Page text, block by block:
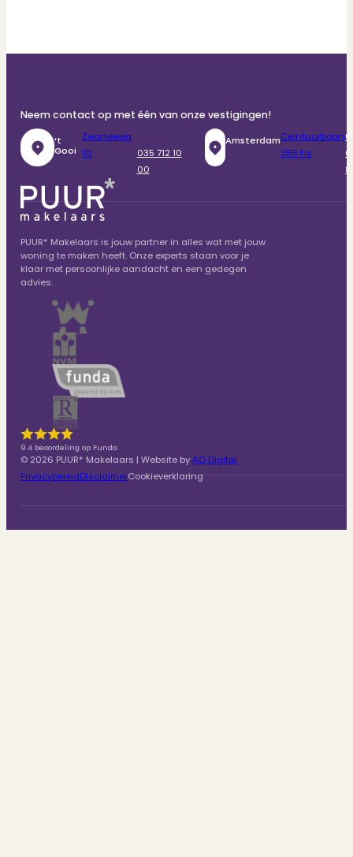
Neem contact op met één van onze vestigingen!
‘t
Gooi
Zwarteweg
10
035 712 10
00
AmsterdamCeintuurbaan
356 hs
PUUR* Makelaars is jouw partner in alles wat met jouw
woning te maken heeft. Onze experts staan voor je
klaar met persoonlijke aandacht en een gedegen
advies.
9.4 beoordeling op Funda
© 2026 PUUR* Makelaars | Website byAQ Digital
PrivacybeleidDisclaimerCookieverklaring